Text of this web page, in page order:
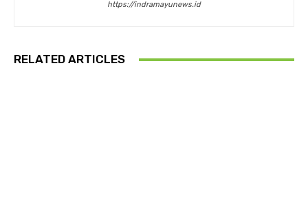
https://indramayunews.id
RELATED ARTICLES